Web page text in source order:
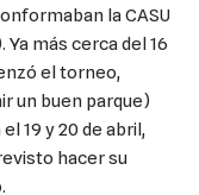
la CASU
más cerca del 16
el torneo,
un buen parque)
19 y 20 de abril,
hacer su